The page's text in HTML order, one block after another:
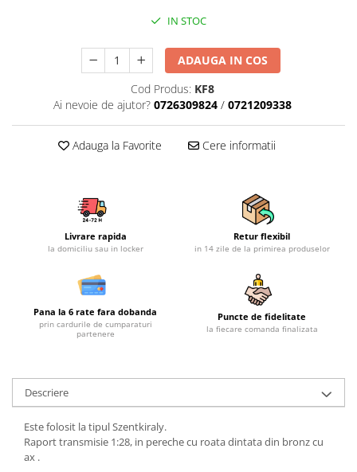
Gratare si accesorii
Echipamente curatenie
Aparate de spalat cu presiune
Aspiratoare
Suflante & Aspiratoare frunze
Accesorii echipamente curatenie
Unelte de gradinarit
Dispozitive de imprastiat si
Unelte taiat
Lopeti pentru zapada
Plase si folii pentru gradinarit
Alte unelte de gradinarit
Echipamente de protectie pentru
gradina
IN STOC
ADAUGA IN COS
Cod Produs: KF8
Ai nevoie de ajutor? 0726309824 / 0721209338
Adauga la Favorite Cere informatii
Livrare rapida
la domiciliu sau in locker
Retur flexibil
in 14 zile de la primirea produselor
Pana la 6 rate fara dobanda
prin cardurile de cumparaturi
partenere
Puncte de fidelitate
la fiecare comanda finalizata
Descriere
Este folosit la tipul Szentkiraly.
Raport transmisie 1:28, in pereche cu roata dintata din bronz cu
ax .